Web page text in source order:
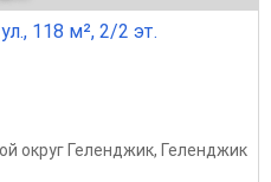
118 м², 2/2 эт.
округ Геленджик, Геленджик